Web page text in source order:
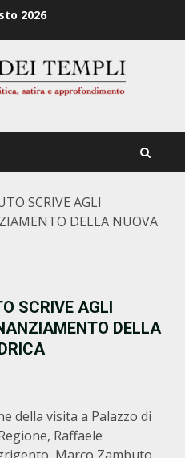
2026
SCRIVE AGLI
DELLA NUOVA
SCRIVE AGLI
DELLA
della visita a Palazzo di
Raffaele